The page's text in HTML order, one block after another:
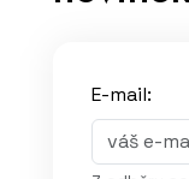
E-mail: